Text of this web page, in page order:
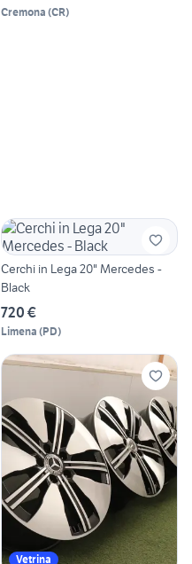
Cremona (CR)
Cerchi in Lega 20" Mercedes -
Black
720 €
Limena (PD)
Vetrina